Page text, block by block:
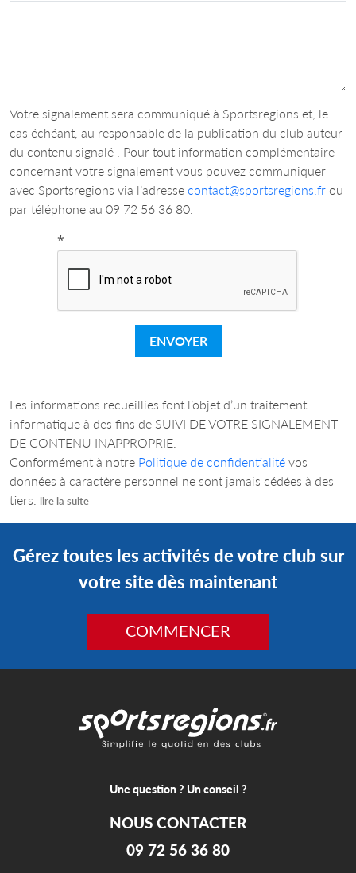
Votre signalement sera communiqué à Sportsregions et, le
cas échéant, au responsable de la publication du club auteur
du contenu signalé . Pour tout information complémentaire
concernant votre signalement vous pouvez communiquer
avec Sportsregions via l’adresse contact@sportsregions.fr ou
par téléphone au 09 72 56 36 80.
*
ENVOYER
Les informations recueillies font l’objet d’un traitement
informatique à des fins de SUIVI DE VOTRE SIGNALEMENT
DE CONTENU INAPPROPRIE.
Conformément à notre Politique de confidentialité vos
données à caractère personnel ne sont jamais cédées à des
tiers.
lire la suite
Gérez toutes les activités de votre club sur
votre site dès maintenant
COMMENCER
Une question ? Un conseil ?
NOUS CONTACTER
09 72 56 36 80